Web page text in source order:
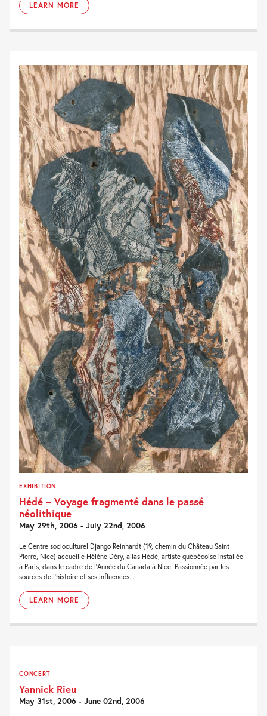
LEARN MORE
EXHIBITION
Hédé – Voyage fragmenté dans le passé
néolithique
May 29th, 2006 - July 22nd, 2006
Le Centre socioculturel Django Reinhardt (19, chemin du Château Saint
Pierre, Nice) accueille Hélène Déry, alias Hédé, artiste québécoise installée
à Paris, dans le cadre de l'Année du Canada à Nice. Passionnée par les
sources de l'histoire et ses influences...
LEARN MORE
CONCERT
Yannick Rieu
May 31st, 2006 - June 02nd, 2006